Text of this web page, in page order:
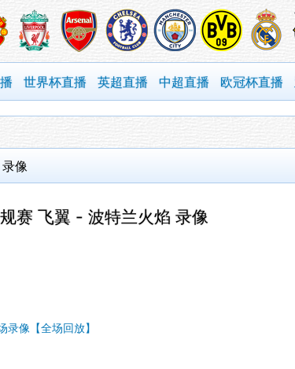
世界杯直播 英超直播 中超直播 欧冠杯直播
像
赛 飞翼 - 波特兰火焰 录像
像【全场回放】